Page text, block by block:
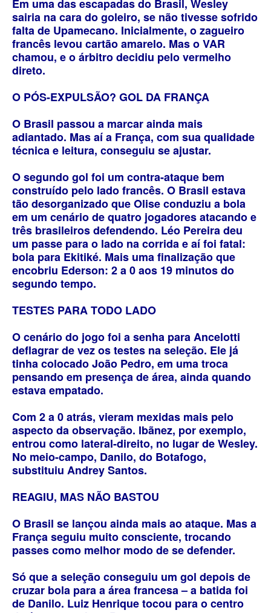
Em uma das escapadas do Brasil, Wesley
sairia na cara do goleiro, se não tivesse sofrido
falta de Upamecano. Inicialmente, o zagueiro
francês levou cartão amarelo. Mas o VAR
chamou, e o árbitro decidiu pelo vermelho
direto.
O PÓS-EXPULSÃO? GOL DA FRANÇA
O Brasil passou a marcar ainda mais
adiantado. Mas aí a França, com sua qualidade
técnica e leitura, conseguiu se ajustar.
O segundo gol foi um contra-ataque bem
construído pelo lado francês. O Brasil estava
tão desorganizado que Olise conduziu a bola
em um cenário de quatro jogadores atacando e
três brasileiros defendendo. Léo Pereira deu
um passe para o lado na corrida e aí foi fatal:
bola para Ekitiké. Mais uma finalização que
encobriu Ederson: 2 a 0 aos 19 minutos do
segundo tempo.
TESTES PARA TODO LADO
O cenário do jogo foi a senha para Ancelotti
deflagrar de vez os testes na seleção. Ele já
tinha colocado João Pedro, em uma troca
pensando em presença de área, ainda quando
estava empatado.
Com 2 a 0 atrás, vieram mexidas mais pelo
aspecto da observação. Ibãnez, por exemplo,
entrou como lateral-direito, no lugar de Wesley.
No meio-campo, Danilo, do Botafogo,
substituiu Andrey Santos.
REAGIU, MAS NÃO BASTOU
O Brasil se lançou ainda mais ao ataque. Mas a
França seguiu muito consciente, trocando
passes como melhor modo de se defender.
Só que a seleção conseguiu um gol depois de
cruzar bola para a área francesa – a batida foi
de Danilo. Luiz Henrique tocou para o centro